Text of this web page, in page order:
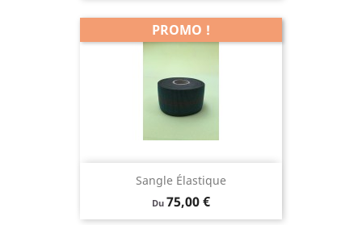
Sangle Élastique
Du Prix
75,00 €
PROMO !